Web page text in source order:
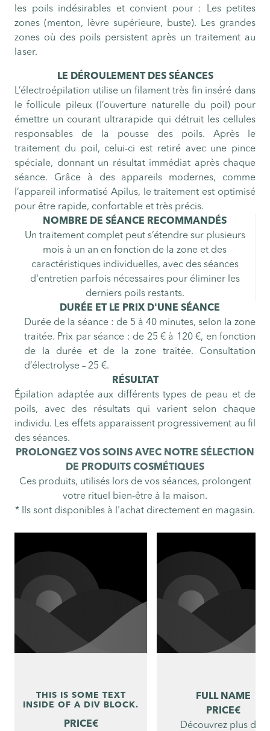
les poils indésirables et convient pour : Les petites
zones (menton, lèvre supérieure, buste). Les grandes
zones où des poils persistent après un traitement au
laser.
LE DÉROULEMENT DES SÉANCES
L’électroépilation utilise un filament très fin inséré dans
le follicule pileux (l’ouverture naturelle du poil) pour
émettre un courant ultrarapide qui détruit les cellules
responsables de la pousse des poils. Après le
traitement du poil, celui-ci est retiré avec une pince
spéciale, donnant un résultat immédiat après chaque
séance. Grâce à des appareils modernes, comme
l’appareil informatisé Apilus, le traitement est optimisé
pour être rapide, confortable et très précis.
NOMBRE DE SÉANCE RECOMMANDÉS
Un traitement complet peut s’étendre sur plusieurs
mois à un an en fonction de la zone et des
caractéristiques individuelles, avec des séances
d'entretien parfois nécessaires pour éliminer les
derniers poils restants.
DURÉE ET LE PRIX D'UNE SÉANCE
Durée de la séance : de 5 à 40 minutes, selon la zone
traitée. Prix par séance : de 25 € à 120 €, en fonction
de la durée et de la zone traitée. Consultation
d’électrolyse – 25 €.
RÉSULTAT
Épilation adaptée aux différents types de peau et de
poils, avec des résultats qui varient selon chaque
individu. Les effets apparaissent progressivement au fil
des séances.
PROLONGEZ VOS SOINS AVEC NOTRE SÉLECTION
DE PRODUITS COSMÉTIQUES
Ces produits, utilisés lors de vos séances, prolongent
votre rituel bien-être à la maison.
* Ils sont disponibles à l'achat directement en magasin.
THIS IS SOME TEXT
INSIDE OF A DIV BLOCK.
PRICE€
FULL NAME
PRICE€
Découvrez plus de